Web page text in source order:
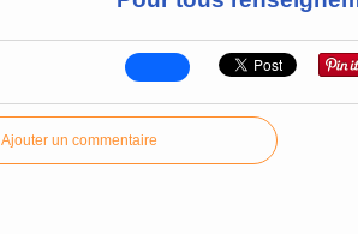
Ajouter un commentaire